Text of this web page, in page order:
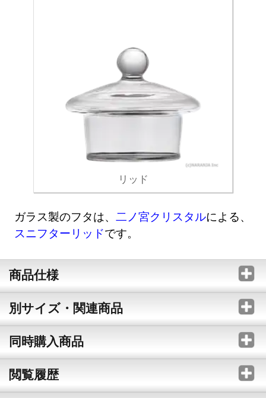
リッド
ガラス製のフタは、二ノ宮クリスタルによる、
スニフターリッドです。
商品仕様
別サイズ・関連商品
同時購入商品
閲覧履歴